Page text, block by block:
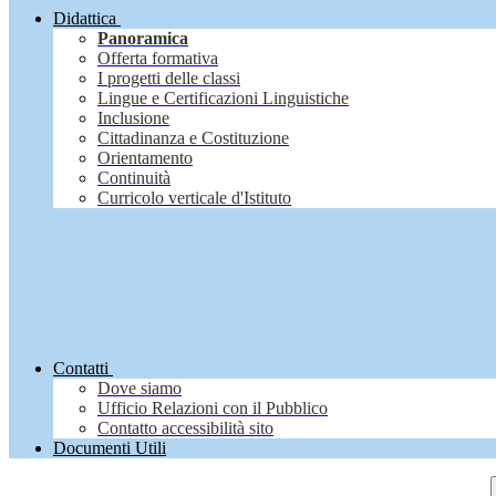
Didattica
Panoramica
Offerta formativa
I progetti delle classi
Lingue e Certificazioni Linguistiche
Inclusione
Cittadinanza e Costituzione
Orientamento
Continuità
Curricolo verticale d'Istituto
Contatti
Dove siamo
Ufficio Relazioni con il Pubblico
Contatto accessibilità sito
Documenti Utili